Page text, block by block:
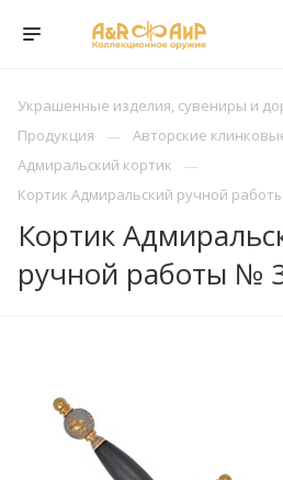
Украшенные изделия, сувениры и
Продукция
Авторские
Адмиральский кортик
Кортик Адмиральский ручной
Кортик
ручной работы №